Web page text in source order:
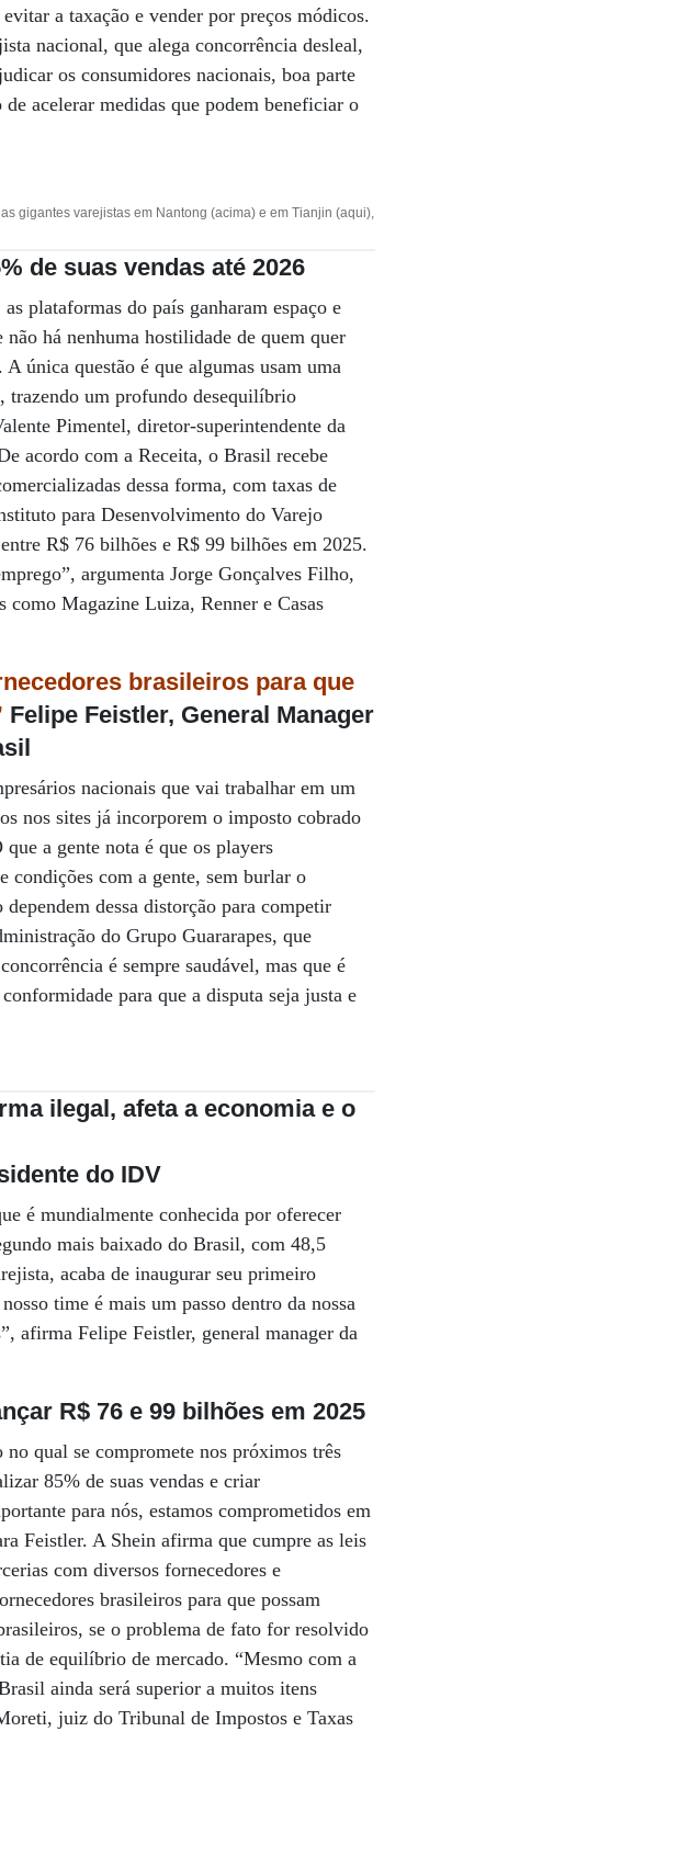
a taxação e vender por preços módicos.
nacional, que alega concorrência desleal,
os consumidores nacionais, boa parte
acelerar medidas que podem beneficiar o
gigantes varejistas em Nantong (acima) e em Tianjin (aqui),
de suas vendas até 2026
plataformas do país ganharam espaço e
há nenhuma hostilidade de quem quer
única questão é que algumas usam uma
trazendo um profundo desequilíbrio
Pimentel, diretor-superintendente da
acordo com a Receita, o Brasil recebe
dessa forma, com taxas de
para Desenvolvimento do Varejo
R$ 76 bilhões e R$ 99 bilhões em 2025.
argumenta Jorge Gonçalves Filho,
como Magazine Luiza, Renner e Casas
brasileiros para que
Felipe Feistler, General Manager
nacionais que vai trabalhar em um
nos sites já incorporem o imposto cobrado
a gente nota é que os players
condições com a gente, sem burlar o
dessa distorção para competir
do Grupo Guararapes, que
é sempre saudável, mas que é
para que a disputa seja justa e
ilegal, afeta a economia e o
do IDV
é mundialmente conhecida por oferecer
mais baixado do Brasil, com 48,5
acaba de inaugurar seu primeiro
time é mais um passo dentro da nossa
afirma Felipe Feistler, general manager da
R$ 76 e 99 bilhões em 2025
qual se compromete nos próximos três
85% de suas vendas e criar
para nós, estamos comprometidos em
Feistler. A Shein afirma que cumpre as leis
com diversos fornecedores e
brasileiros para que possam
se o problema de fato for resolvido
de equilíbrio de mercado. “Mesmo com a
ainda será superior a muitos itens
juiz do Tribunal de Impostos e Taxas